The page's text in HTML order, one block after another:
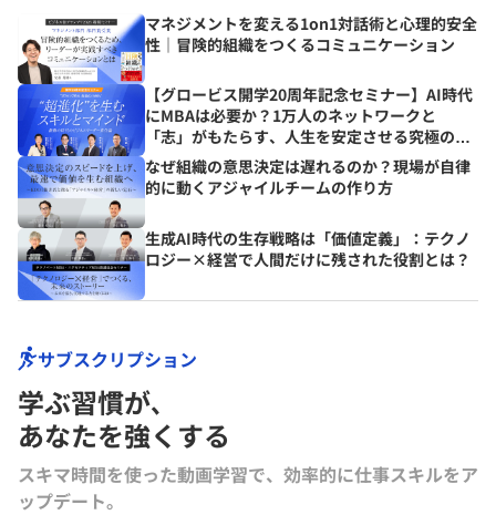
マネジメントを変える1on1対話術と心理的安全
性｜冒険的組織をつくるコミュニケーション
【グロービス開学20周年記念セミナー】AI時代
にMBAは必要か？1万人のネットワークと
「志」がもたらす、人生を安定させる究極の資
産とは？
なぜ組織の意思決定は遅れるのか？現場が自律
的に動くアジャイルチームの作り方
生成AI時代の生存戦略は「価値定義」：テクノ
ロジー×経営で人間だけに残された役割とは？
サブスクリプション
学ぶ習慣が､
あなたを強くする
スキマ時間を使った動画学習で、効率的に仕事スキルをア
ップデート。